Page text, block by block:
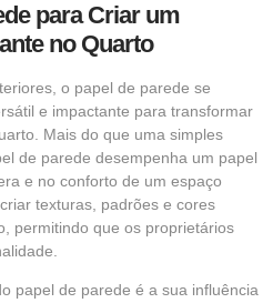
para Criar um
no Quarto
o papel de parede se
e impactante para transformar
Mais do que uma simples
de parede desempenha um papel
e no conforto de um espaço
texturas, padrões e cores
permitindo que os proprietários
papel de parede é a sua influência